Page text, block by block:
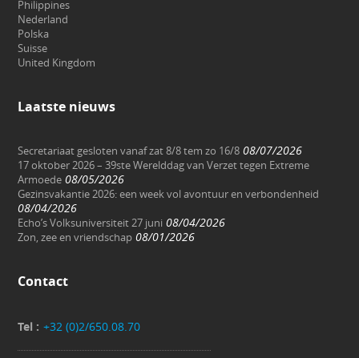
Philippines
Nederland
Polska
Suisse
United Kingdom
Laatste nieuws
Secretariaat gesloten vanaf zat 8/8 tem zo 16/8 08/07/2026
17 oktober 2026 – 39ste Werelddag van Verzet tegen Extreme
Armoede 08/05/2026
Gezinsvakantie 2026: een week vol avontuur en verbondenheid
08/04/2026
Echo’s Volksuniversiteit 27 juni 08/04/2026
Zon, zee en vriendschap 08/01/2026
Contact
Tel : +32 (0)2/650.08.70